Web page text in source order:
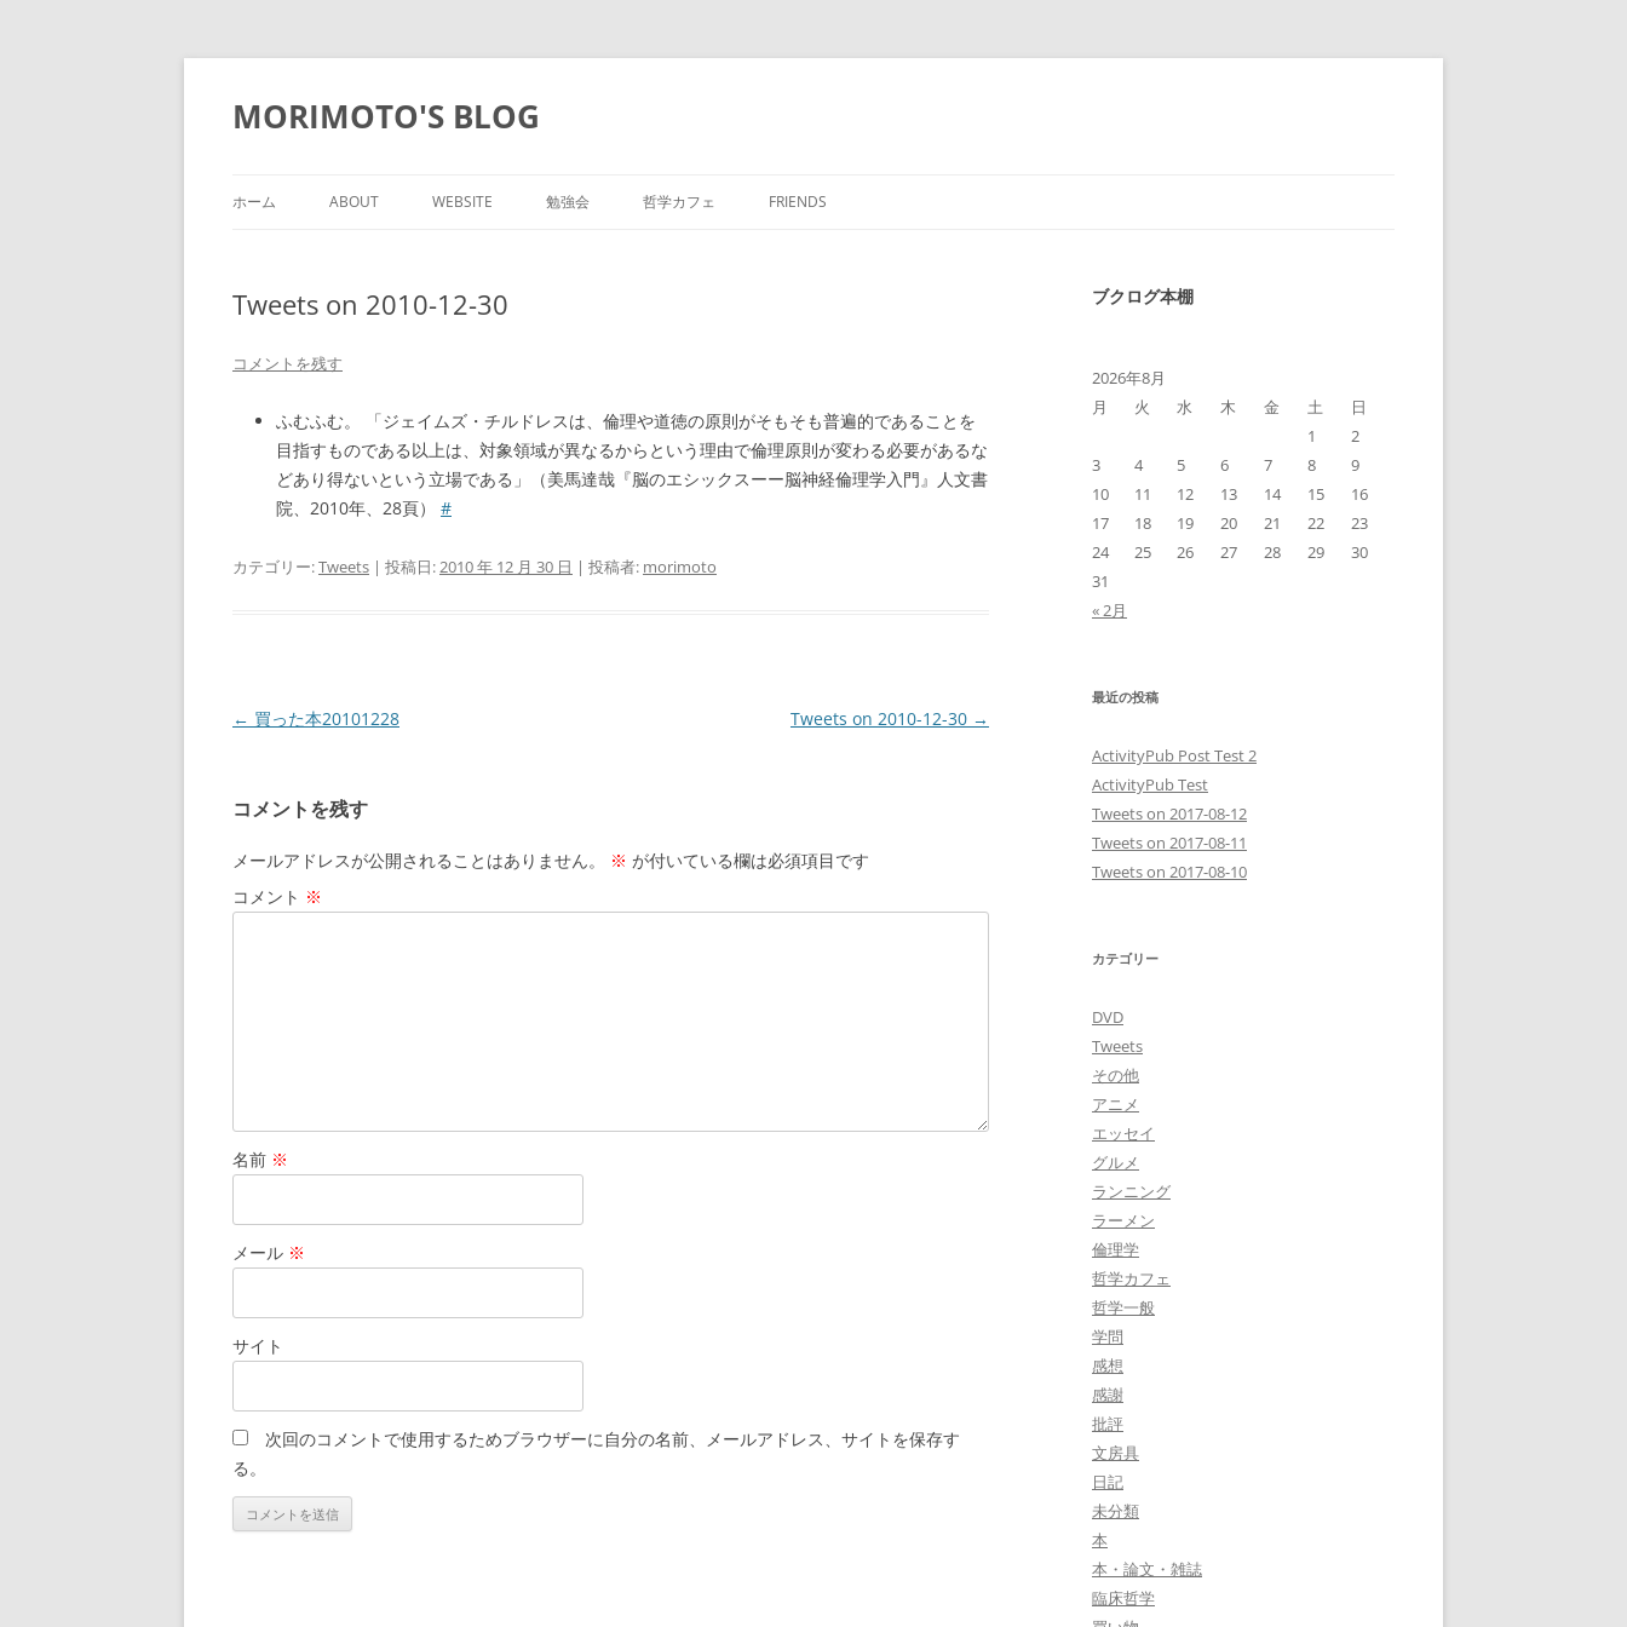
コ
ン
ツ
ッ
MORIMOTO'S BLOG
ホーム ABOUT WEBSITE 勉強会 哲学カフェ FRIENDS
Tweets on 2010-12-30
コメントを残す
ふむふむ。 「ジェイムズ・チルドレスは、倫理や道徳の原則がそもそも普遍的であることを
目指すものである以上は、対象領域が異なるからという理由で倫理原則が変わる必要があるな
どあり得ないという立場である」（美馬達哉『脳のエシックスーー脳神経倫理学入門』人文書
院、2010年、28頁） #
カテゴリー:Tweets | 投稿日:2010 年 12 月 30 日 | 投稿者: morimoto
投
ビ
ゲ
ー
シ
← 買った本20101228 Tweets on 2010-12-30 →
コメントを残す
メールアドレスが公開されることはありません。 ※ が付いている欄は必須項目です
コメント ※
名前 ※
メール ※
サイト
次回のコメントで使用するためブラウザーに自分の名前、メールアドレス、サイトを保存す
る。
ブクログ本棚
2026年8月
月
火 水 木 金 土
日
1
2
3
4 5 6 7 8
9
10
11 12 13 14 15
16
17
18 19 20 21 22
23
24
25 26 27 28 29
30
31
« 2月
最近の投稿
ActivityPub Post Test 2
ActivityPub Test
Tweets on 2017-08-12
Tweets on 2017-08-11
Tweets on 2017-08-10
カテゴリー
DVD
Tweets
その他
アニメ
エッセイ
グルメ
ランニング
ラーメン
倫理学
哲学カフェ
哲学一般
学問
感想
感謝
批評
文房具
日記
未分類
本
本・論文・雑誌
臨床哲学